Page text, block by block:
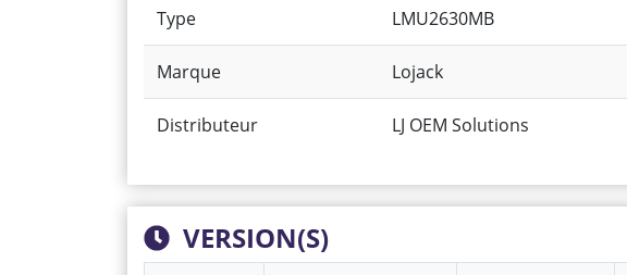
Type LMU2630MB
Marque Lojack
Distributeur LJ OEM Solutions
VERSION(S)